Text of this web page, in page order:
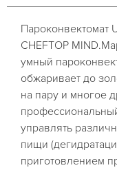
Пароконвектомат
CHEFTOP
умный
обжаривает до
на пару и многое
управлять
пищи
приготовлением